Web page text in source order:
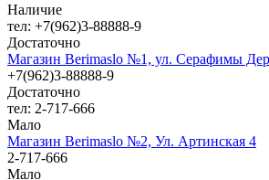
Наличие
тел: +7(962)3-88888-9
Достаточно
Магазин Berimaslo №1, ул. Серафимы
+7(962)3-88888-9
Достаточно
тел: 2-717-666
Мало
Магазин Berimaslo №2, Ул. Артинская 4
2-717-666
Мало